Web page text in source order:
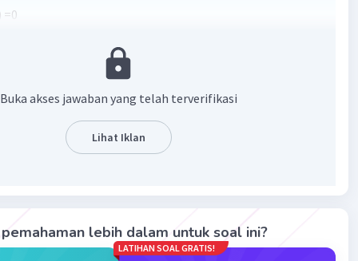
=0
Iklan
terverifikasi
Buka akses jawaban yang telah terverifikasi
Lihat Iklan
lebih dalam untuk soal ini?
LATIHAN SOAL GRATIS!